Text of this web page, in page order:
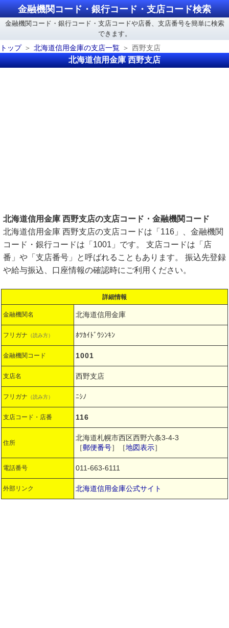
金融機関コード・銀行コード・支店コード検索
金融機関コード・銀行コード・支店コードや店番、支店番号を簡単に検索
できます。
トップ
北海道信用金庫の支店一覧 西野支店
北海道信用金庫 西野支店
北海道信用金庫 西野支店の支店コード・金融機関コード
北海道信用金庫 西野支店の支店コードは「116」、金融機関
コード・銀行コードは「1001」です。 支店コードは「店
番」や「支店番号」と呼ばれることもあります。 振込先登録
や給与振込、口座情報の確認時にご利用ください。
詳細情報
金融機関名 北海道信用金庫
フリガナ （読み方） ﾎﾂｶｲﾄﾞｳｼﾝｷﾝ
金融機関コード 1001
支店名 西野支店
フリガナ （読み方） ﾆｼﾉ
支店コード・店番 116
住所
北海道札幌市西区西野六条3-4-3
［郵便番号］［地図表示］
電話番号 011-663-6111
外部リンク 北海道信用金庫公式サイト